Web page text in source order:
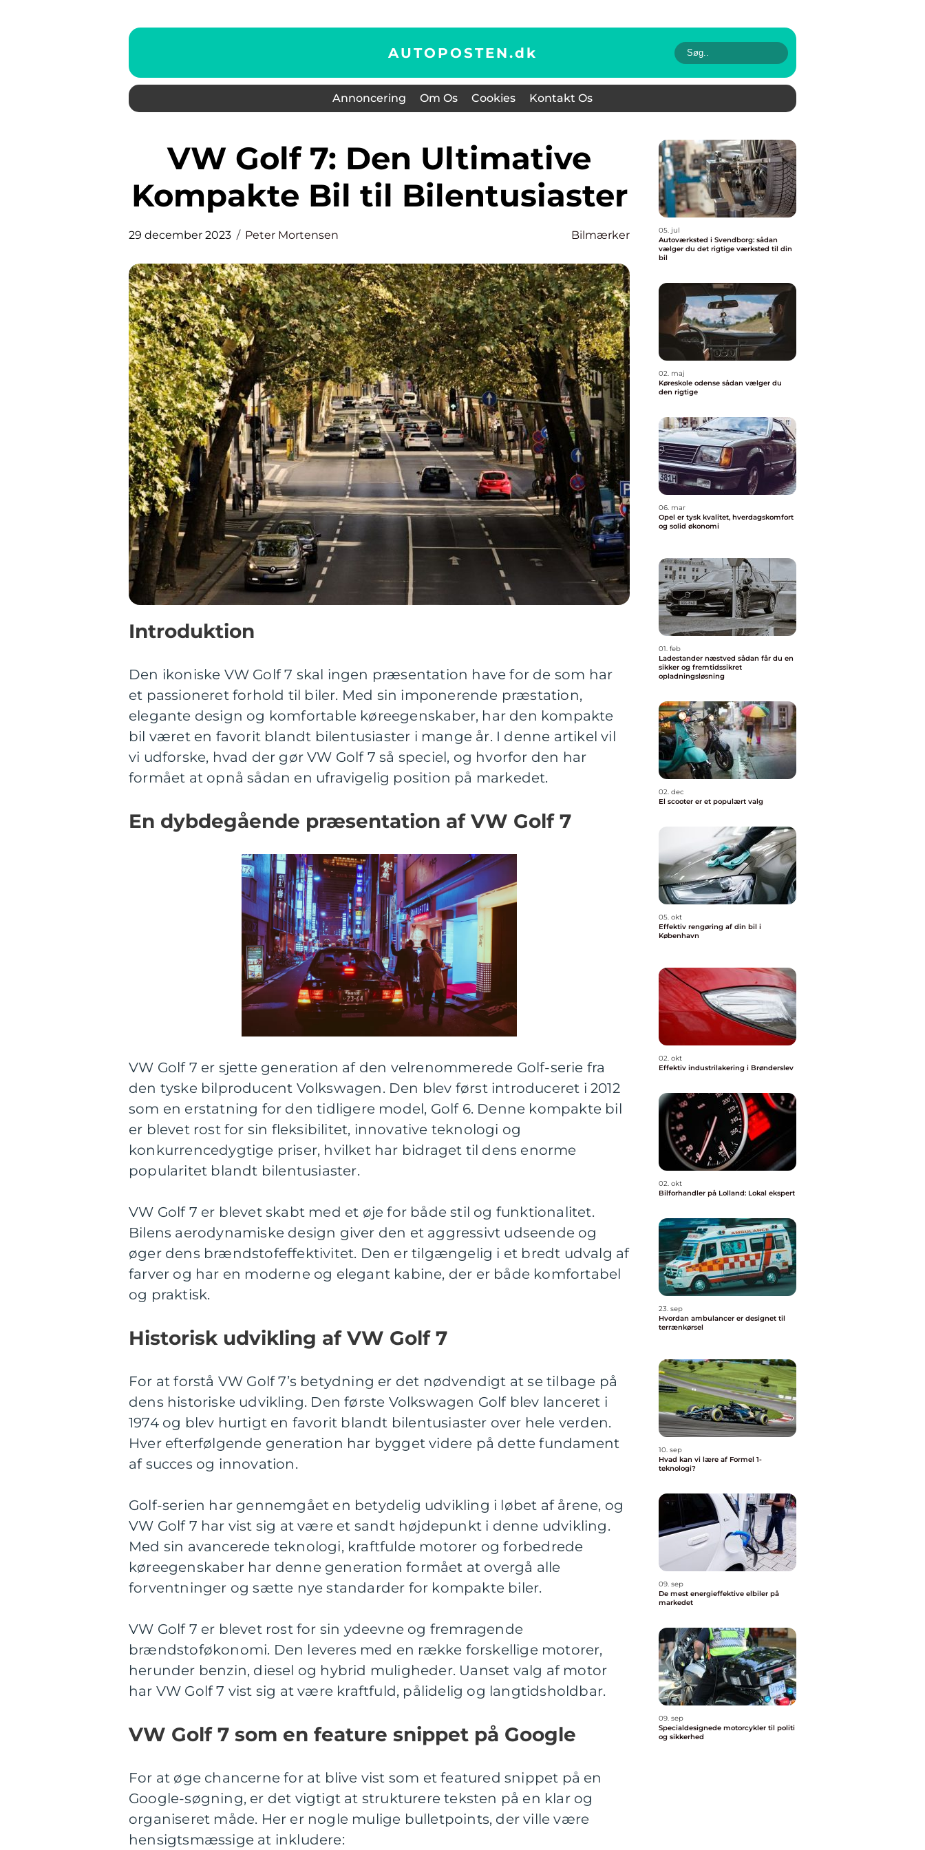
AUTOPOSTEN.dk
Annoncering Om Os Cookies Kontakt Os
VW Golf 7: Den Ultimative
Kompakte Bil til Bilentusiaster
29 december 2023 Peter Mortensen Bilmærker
Introduktion
Den ikoniske VW Golf 7 skal ingen præsentation have for de som har
et passioneret forhold til biler. Med sin imponerende præstation,
elegante design og komfortable køreegenskaber, har den kompakte
bil været en favorit blandt bilentusiaster i mange år. I denne artikel vil
vi udforske, hvad der gør VW Golf 7 så speciel, og hvorfor den har
formået at opnå sådan en ufravigelig position på markedet.
En dybdegående præsentation af VW Golf 7
VW Golf 7 er sjette generation af den velrenommerede Golf-serie fra
den tyske bilproducent Volkswagen. Den blev først introduceret i 2012
som en erstatning for den tidligere model, Golf 6. Denne kompakte bil
er blevet rost for sin fleksibilitet, innovative teknologi og
konkurrencedygtige priser, hvilket har bidraget til dens enorme
popularitet blandt bilentusiaster.
VW Golf 7 er blevet skabt med et øje for både stil og funktionalitet.
Bilens aerodynamiske design giver den et aggressivt udseende og
øger dens brændstofeffektivitet. Den er tilgængelig i et bredt udvalg af
farver og har en moderne og elegant kabine, der er både komfortabel
og praktisk.
Historisk udvikling af VW Golf 7
For at forstå VW Golf 7’s betydning er det nødvendigt at se tilbage på
dens historiske udvikling. Den første Volkswagen Golf blev lanceret i
1974 og blev hurtigt en favorit blandt bilentusiaster over hele verden.
Hver efterfølgende generation har bygget videre på dette fundament
af succes og innovation.
Golf-serien har gennemgået en betydelig udvikling i løbet af årene, og
VW Golf 7 har vist sig at være et sandt højdepunkt i denne udvikling.
Med sin avancerede teknologi, kraftfulde motorer og forbedrede
køreegenskaber har denne generation formået at overgå alle
forventninger og sætte nye standarder for kompakte biler.
VW Golf 7 er blevet rost for sin ydeevne og fremragende
brændstoføkonomi. Den leveres med en række forskellige motorer,
herunder benzin, diesel og hybrid muligheder. Uanset valg af motor
har VW Golf 7 vist sig at være kraftfuld, pålidelig og langtidsholdbar.
VW Golf 7 som en feature snippet på Google
For at øge chancerne for at blive vist som et featured snippet på en
Google-søgning, er det vigtigt at strukturere teksten på en klar og
organiseret måde. Her er nogle mulige bulletpoints, der ville være
hensigtsmæssige at inkludere:
05. jul
Autoværksted i Svendborg: sådan
vælger du det rigtige værksted til din
bil
02. maj
Køreskole odense sådan vælger du
den rigtige
06. mar
Opel er tysk kvalitet, hverdagskomfort
og solid økonomi
01. feb
Ladestander næstved sådan får du en
sikker og fremtidssikret
opladningsløsning
02. dec
El scooter er et populært valg
05. okt
Effektiv rengøring af din bil i
København
02. okt
Effektiv industrilakering i Brønderslev
02. okt
Bilforhandler på Lolland: Lokal ekspert
23. sep
Hvordan ambulancer er designet til
terrænkørsel
10. sep
Hvad kan vi lære af Formel 1-
teknologi?
09. sep
De mest energieffektive elbiler på
markedet
09. sep
Specialdesignede motorcykler til politi
og sikkerhed